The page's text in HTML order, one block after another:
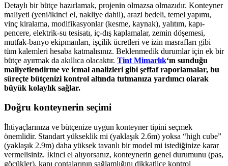
Detaylı bir bütçe hazırlamak, projenin olmazsa olmazıdır. Konteyner
maliyeti (yeni/ikinci el, nakliye dahil), arazi bedeli, temel yapımı,
vinç kiralama, modifikasyonlar (kesme, kaynak), yalıtım, kapı-
pencere, elektrik-su tesisatı, iç-dış kaplamalar, zemin döşemesi,
mutfak-banyo ekipmanları, işçilik ücretleri ve izin masrafları gibi
tüm kalemleri hesaba katmalısınız. Beklenmedik durumlar için ek bir
bütçe ayırmak da akıllıca olacaktır. Tint Mimarlık‘ın sunduğu
maliyetlendirme ve icmal analizleri gibi şeffaf raporlamalar, bu
süreçte bütçenizi kontrol altında tutmanıza yardımcı olarak
büyük kolaylık sağlar.
Doğru konteynerin seçimi
İhtiyaçlarınıza ve bütçenize uygun konteyner tipini seçmek
önemlidir. Standart yükseklik mi (yaklaşık 2.6m) yoksa “high cube”
(yaklaşık 2.9m) daha yüksek tavanlı bir model mi istediğinize karar
vermelisiniz. İkinci el alıyorsanız, konteynerin genel durumunu (pas,
göçükler), kapı contalarının sağlamlığını dikkatlice kontrol